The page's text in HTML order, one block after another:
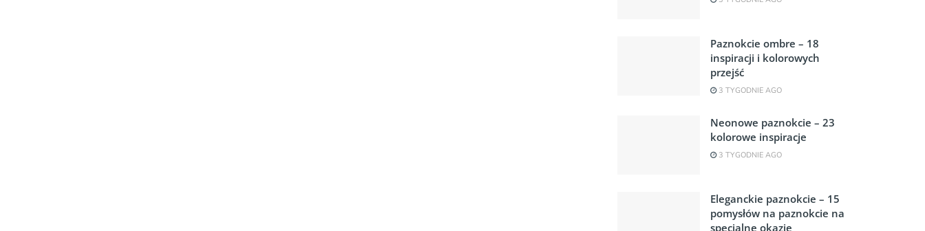
Paznokcie ombre – 18
inspiracji i kolorowych
przejść
3 TYGODNIE AGO
Neonowe paznokcie – 23
kolorowe inspiracje
3 TYGODNIE AGO
Eleganckie paznokcie – 15
pomysłów na paznokcie na
specjalne okazje